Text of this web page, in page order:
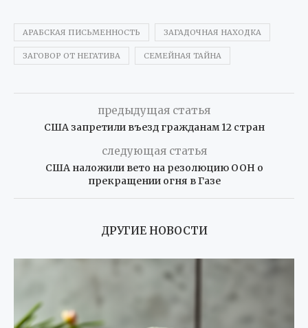
АРАБСКАЯ ПИСЬМЕННОСТЬ ЗАГАДОЧНАЯ НАХОДКА
ЗАГОВОР ОТ НЕГАТИВА СЕМЕЙНАЯ ТАЙНА
предыдущая статья
США запретили въезд гражданам 12 стран
следующая статья
США наложили вето на резолюцию ООН о
прекращении огня в Газе
ДРУГИЕ НОВОСТИ